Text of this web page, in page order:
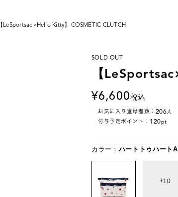
【LeSportsac×Hello Kitty】COSMETIC CLUTCH
SOLD OUT
【
6,600税込
お気に入り登録者数： 206人
付与予定ポイント： 120pt
カラー： ハートトゥハート
10